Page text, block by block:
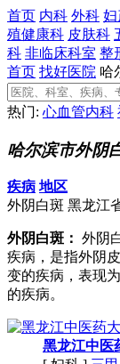
首页 内科 外科 妇
殖健康科 皮肤科
科 非临床科室 整
首页 找好医院 哈
热门: 心血管内科
哈尔滨市外阴
疾病 地区
外阴白斑 黑龙江
外阴白斑： 外阴
疾病，是指外阴
变的疾病，表现
的疾病。
黑龙江中医